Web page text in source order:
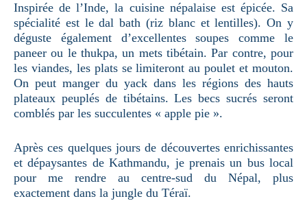
Inspirée de l’Inde, la cuisine népalaise est épicée. Sa
spécialité est le dal bath (riz blanc et lentilles). On y
déguste également d’excellentes soupes comme le
paneer ou le thukpa, un mets tibétain. Par contre, pour
les viandes, les plats se limiteront au poulet et mouton.
On peut manger du yack dans les régions des hauts
plateaux peuplés de tibétains. Les becs sucrés seront
comblés par les succulentes « apple pie ».
Après ces quelques jours de découvertes enrichissantes
et dépaysantes de Kathmandu, je prenais un bus local
pour me rendre au centre-sud du Népal, plus
exactement dans la jungle du Téraï.